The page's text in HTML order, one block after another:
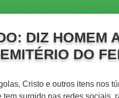
DIZ HOMEM
DO
Cristo e outros itens nos
surgido nas redes sociais,